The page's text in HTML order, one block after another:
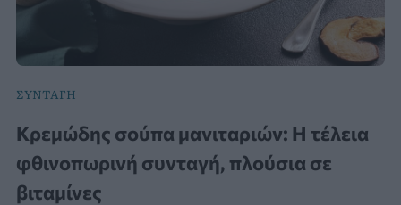
ΣΥΝΤΑΓΗ
Κρεμώδης σούπα μανιταριών: Η τέλεια
φθινοπωρινή συνταγή, πλούσια σε
βιταμίνες